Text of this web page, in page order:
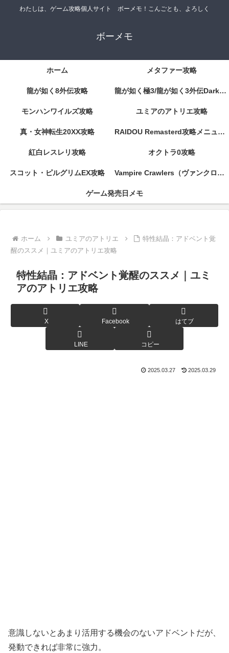
わたしは、ゲーム攻略個人サイト ボーメモ！こんごとも、よろしく
ボーメモ
ホーム メタファー攻略
龍が如く8外伝攻略 龍が如く極3/龍が如く3外伝DarkTies攻略
モンハンワイルズ攻略 ユミアのアトリエ攻略
真・女神転生20XX攻略 RAIDOU Remasterd攻略メニューページ
紅白レスレリ攻略 オクトラ0攻略
スコット・ピルグリムEX攻略 Vampire Crawlers（ヴァンクロ）攻略
ゲーム発売日メモ
ホーム ユミアのアトリエ
特性結晶：アドベント覚
醒のススメ｜ユミアのアトリエ攻略
特性結晶：アドベント覚醒のススメ｜ユミ
アのアトリエ攻略
X Facebook はてブ
LINE コピー
2025.03.27 2025.03.29
意識しないとあまり活用する機会のないアドベントだが、
発動できれば非常に強力。